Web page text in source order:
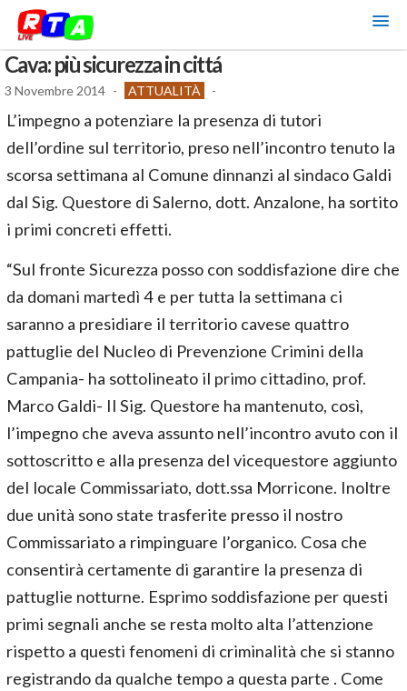
Cava: più sicurezza in cittá
3 Novembre 2014 - ATTUALITÀ -
L’impegno a potenziare la presenza di tutori
dell’ordine sul territorio, preso nell’incontro tenuto la
scorsa settimana al Comune dinnanzi al sindaco Galdi
dal Sig. Questore di Salerno, dott. Anzalone, ha sortito
i primi concreti effetti.
“Sul fronte Sicurezza posso con soddisfazione dire che
da domani martedì 4 e per tutta la settimana ci
saranno a presidiare il territorio cavese quattro
pattuglie del Nucleo di Prevenzione Crimini della
Campania- ha sottolineato il primo cittadino, prof.
Marco Galdi- Il Sig. Questore ha mantenuto, così,
l’impegno che aveva assunto nell’incontro avuto con il
sottoscritto e alla presenza del vicequestore aggiunto
del locale Commissariato, dott.ssa Morricone. Inoltre
due unità sono state trasferite presso il nostro
Commissariato a rimpinguare l’organico. Cosa che
consentirà certamente di garantire la presenza di
pattuglie notturne. Esprimo soddisfazione per questi
primi segnali anche se resta molto alta l’attenzione
rispetto a questi fenomeni di criminalità che si stanno
registrando da qualche tempo a questa parte . Come